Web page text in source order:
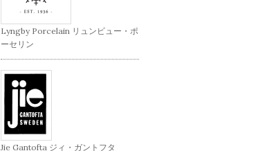
Lyngby Porcelain リュンビュー・ポ
ーセリン
Jie Gantofta ジィ・ガントフタ